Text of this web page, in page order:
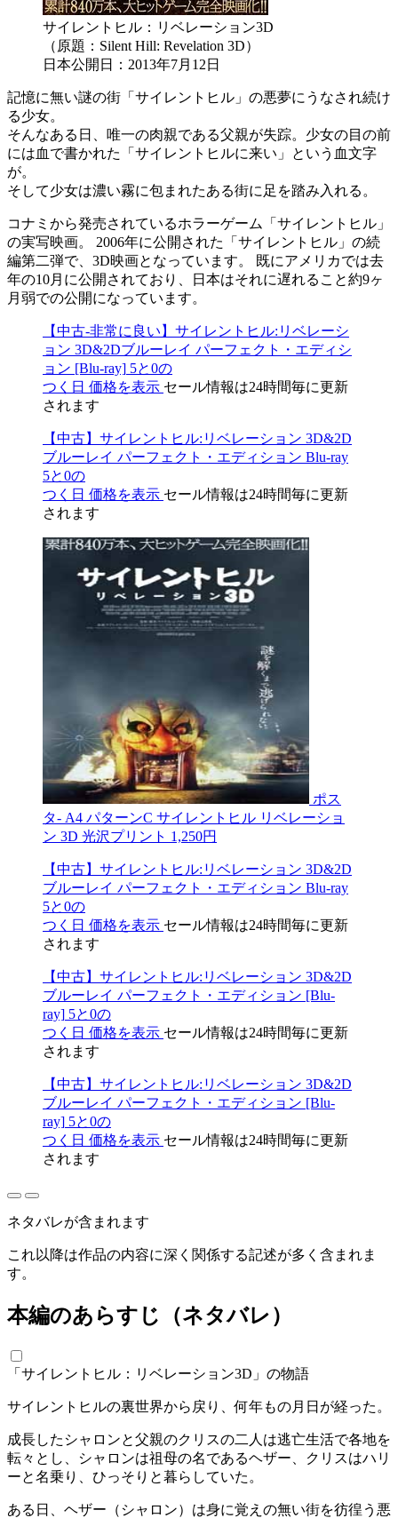
サイレントヒル：リベレーション3D
（原題：Silent Hill: Revelation 3D）
日本公開日：2013年7月12日
記憶に無い謎の街「サイレントヒル」の悪夢にうなされ続け
る少女。
そんなある日、唯一の肉親である父親が失踪。少女の目の前
には血で書かれた「サイレントヒルに来い」という血文字
が。
そして少女は濃い霧に包まれたある街に足を踏み入れる。
コナミから発売されているホラーゲーム「サイレントヒル」
の実写映画。 2006年に公開された「サイレントヒル」の続
編第二弾で、3D映画となっています。 既にアメリカでは去
年の10月に公開されており、日本はそれに遅れること約9ヶ
月弱での公開になっています。
ネタバレが含まれます
これ以降は作品の内容に深く関係する記述が多く含まれま
す。
本編のあらすじ（ネタバレ）
「サイレントヒル：リベレーション3D」の物語
サイレントヒルの裏世界から戻り、何年もの月日が経った。
成長したシャロンと父親のクリスの二人は逃亡生活で各地を
転々とし、シャロンは祖母の名であるヘザー、クリスはハリ
ーと名乗り、ひっそりと暮らしていた。
ある日、ヘザー（シャロン）は身に覚えの無い街を彷徨う悪